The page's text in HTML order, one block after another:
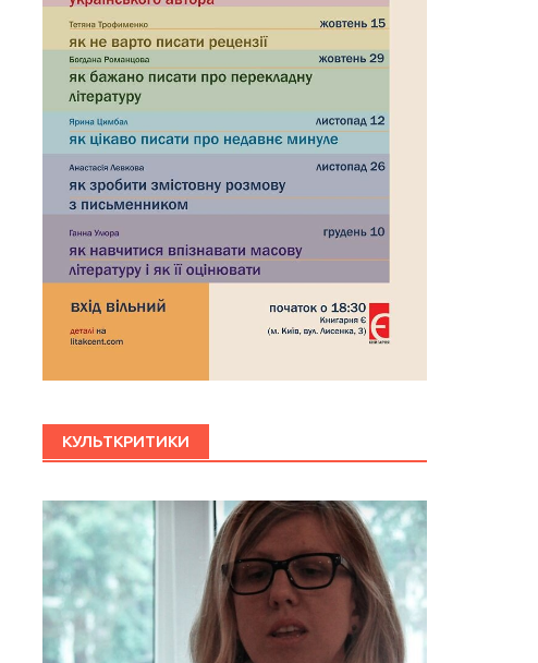
КУЛЬТКРИТИКИ